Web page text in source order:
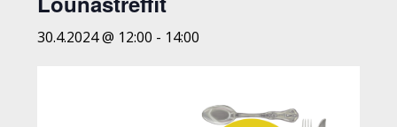
30.4.2024 @ 12:00 - 14:00